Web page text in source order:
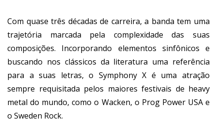
Com quase três décadas de carreira, a banda tem uma
trajetória marcada pela complexidade das suas
composições. Incorporando elementos sinfônicos e
buscando nos clássicos da literatura uma referência
para a suas letras, o Symphony X é uma atração
sempre requisitada pelos maiores festivais de heavy
metal do mundo, como o Wacken, o Prog Power USA e
o Sweden Rock.